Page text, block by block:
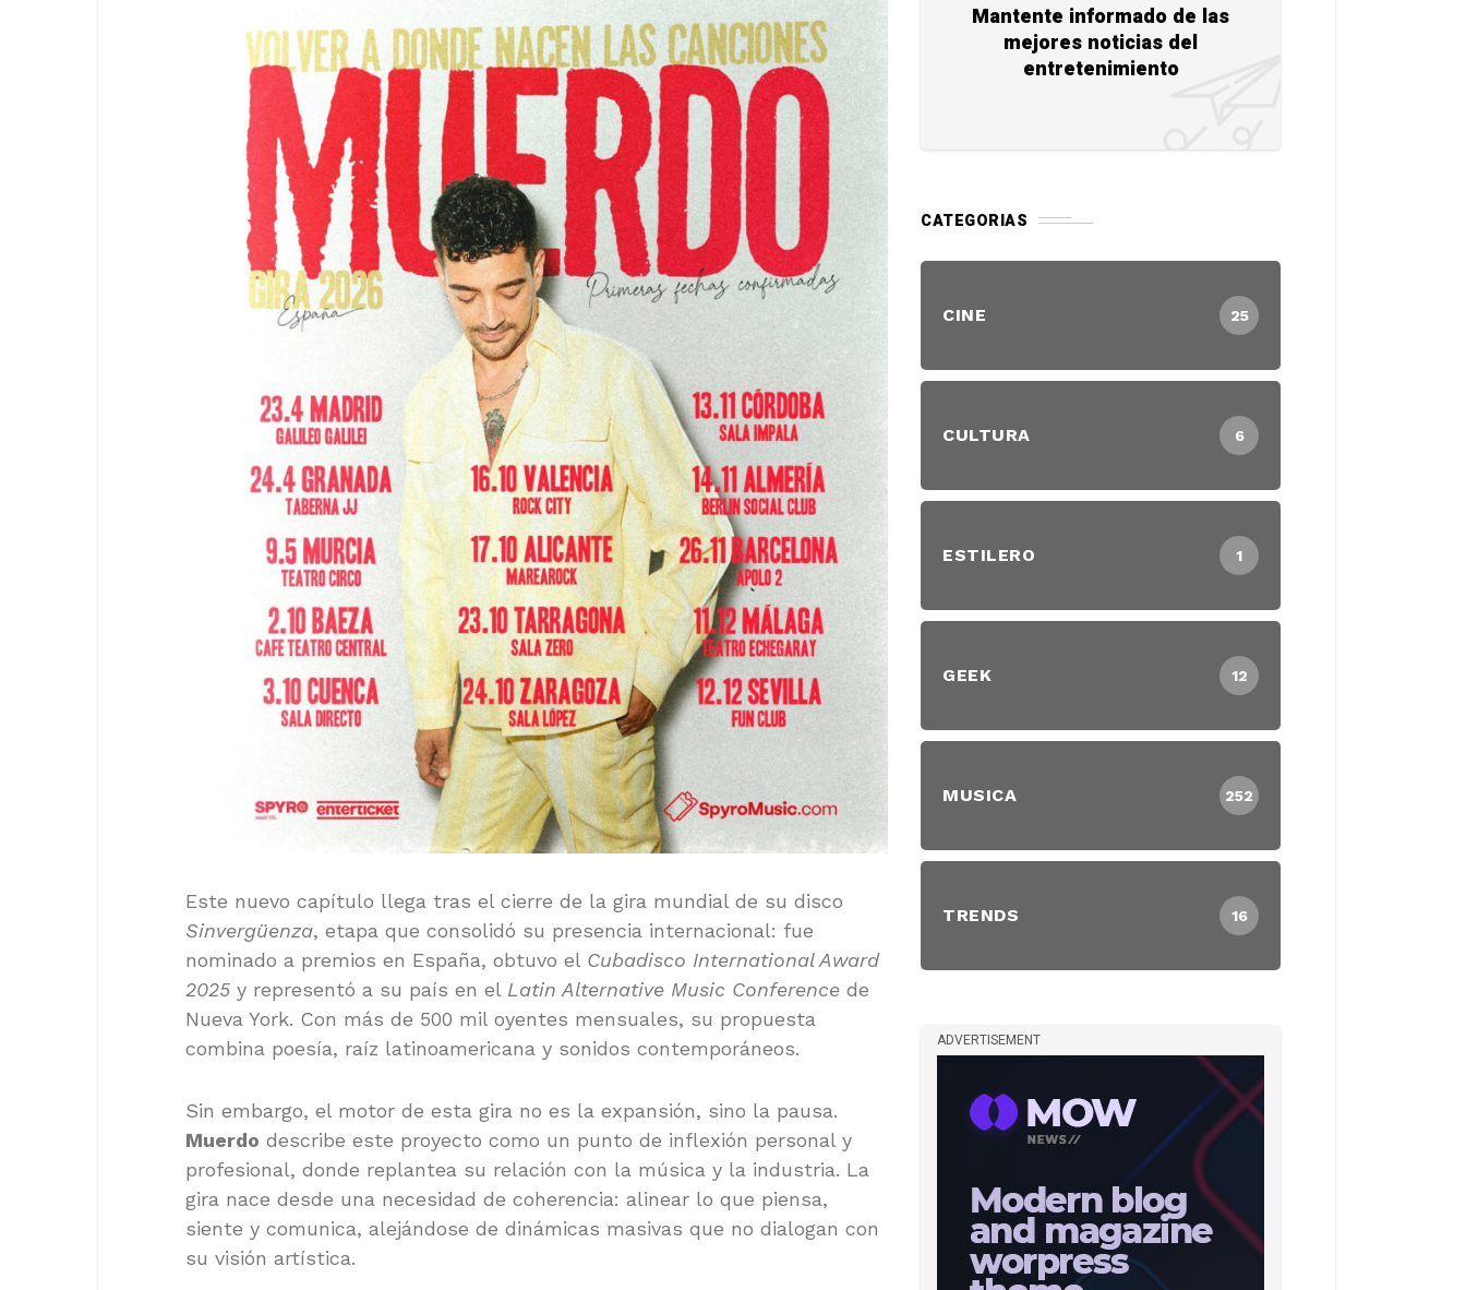
Este nuevo capítulo llega tras el cierre de la gira mundial de su disco
Sinvergüenza, etapa que consolidó su presencia internacional: fue
nominado a premios en España, obtuvo el Cubadisco International Award
2025 y representó a su país en el Latin Alternative Music Conference de
Nueva York. Con más de 500 mil oyentes mensuales, su propuesta
combina poesía, raíz latinoamericana y sonidos contemporáneos.
Sin embargo, el motor de esta gira no es la expansión, sino la pausa.
Muerdo describe este proyecto como un punto de inflexión personal y
profesional, donde replantea su relación con la música y la industria. La
gira nace desde una necesidad de coherencia: alinear lo que piensa,
siente y comunica, alejándose de dinámicas masivas que no dialogan con
su visión artística.
Mantente informado de las
mejores noticias del
entretenimiento
CATEGORIAS
CINE 25
CULTURA 6
ESTILERO 1
GEEK 12
MUSICA 252
TRENDS 16
ADVERTISEMENT